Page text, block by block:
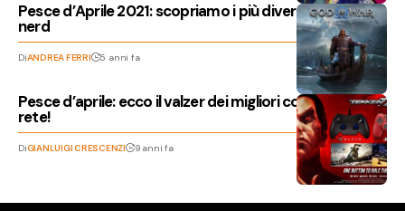
Pesce d’Aprile 2021: scopriamo i più divertenti a tema
nerd
DiANDREA FERRI 5 anni fa
Pesce d’aprile: ecco il valzer dei migliori comparsi in
rete!
DiGIANLUIGI CRESCENZI 9 anni fa